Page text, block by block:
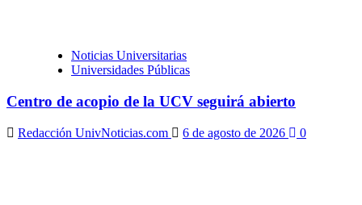
Noticias Universitarias
Universidades Públicas
Centro de acopio de la UCV seguirá abierto
Redacción UnivNoticias.com 6 de agosto de 2026 0